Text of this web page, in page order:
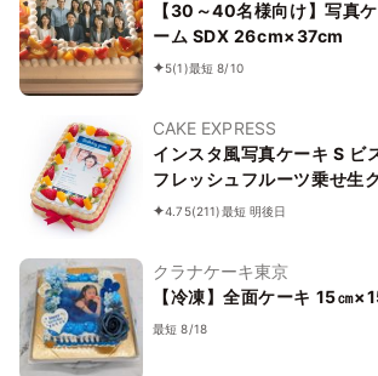
【30～40名様向け】写真
ーム SDX 26cm×37cm
5(1)最短 8/10
CAKE EXPRESS
インスタ風写真ケーキ S ビ
フレッシュフルーツ乗せ生
ートケーキ 21×14cm
4.75(211)最短 明後日
クラナケーキ東京
【冷凍】全面ケーキ 15㎝
最短 8/18